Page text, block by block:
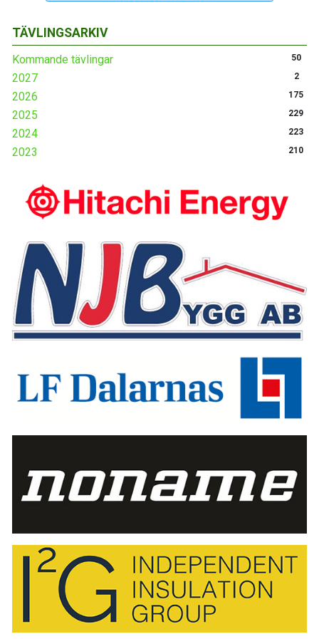
TÄVLINGSARKIV
Kommande tävlingar 50
2027 2
2026 175
2025 229
2024 223
2023 210